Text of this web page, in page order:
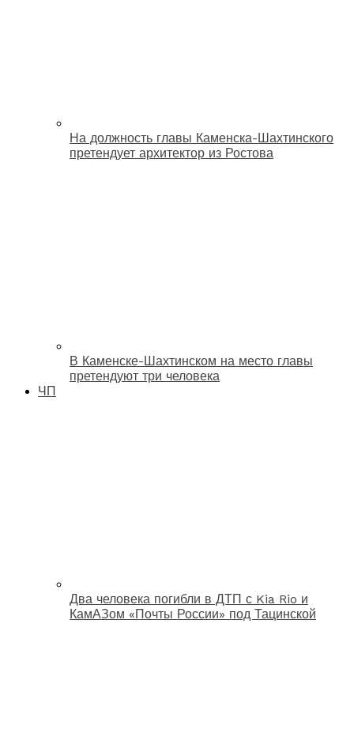
На должность главы Каменска-Шахтинского
претендует архитектор из Ростова
В Каменске-Шахтинском на место главы
претендуют три человека
ЧП
Два человека погибли в ДТП с Kia Rio и
КамАЗом «Почты России» под Тацинской